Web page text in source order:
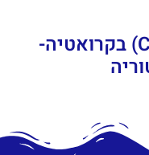
טירת ויטורי (Castle Vitturi) בקרואטיה-